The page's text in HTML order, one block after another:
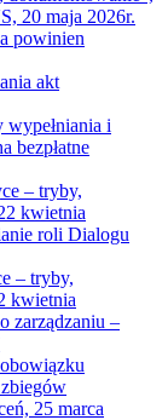
20 maja 2026r.
powinien
akt
wypełniania i
bezpłatne
– tryby,
kwietnia
roli Dialogu
– tryby,
kwietnia
zarządzaniu –
25 marca